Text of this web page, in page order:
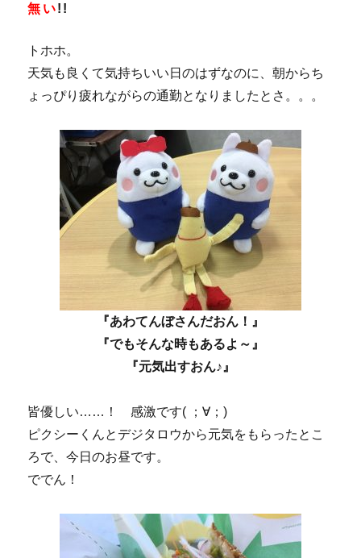
無い!!
トホホ。
天気も良くて気持ちいい日のはずなのに、朝からち
ょっぴり疲れながらの通勤となりましたとさ。。。
『あわてんぼさんだおん！』
『でもそんな時もあるよ～』
『元気出すおん♪』
皆優しい……！ 感激です( ；∀；)
ピクシーくんとデジタロウから元気をもらったとこ
ろで、今日のお昼です。
ででん！